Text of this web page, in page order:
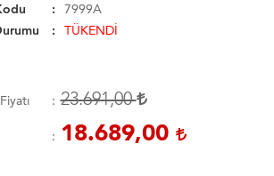
7999A
TÜKENDİ
23.691,00
18.689,00